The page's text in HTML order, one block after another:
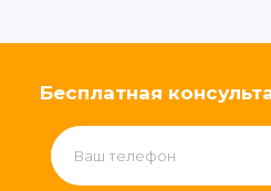
Бесплатная